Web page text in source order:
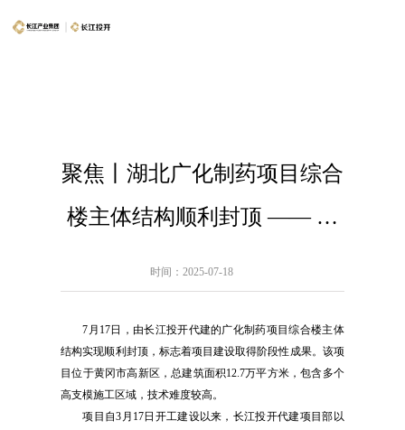
聚焦丨湖北广化制药项目综合
楼主体结构顺利封顶 —— 匠
时间：2025-07-18
7月17日，由长江投开代建的广化制药项目综合楼主体
结构实现顺利封顶，标志着项目建设取得阶段性成果。该项
目位于黄冈市高新区，总建筑面积12.7万平方米，包含多个
高支模施工区域，技术难度较高。
项目自3月17日开工建设以来，长江投开代建项目部以